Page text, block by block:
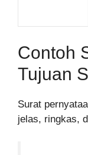
Contoh
Tujuan
Surat
jelas, ringkas,